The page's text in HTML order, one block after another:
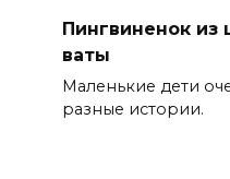
Пингвиненок из
ваты
Маленькие дети
разные истории.